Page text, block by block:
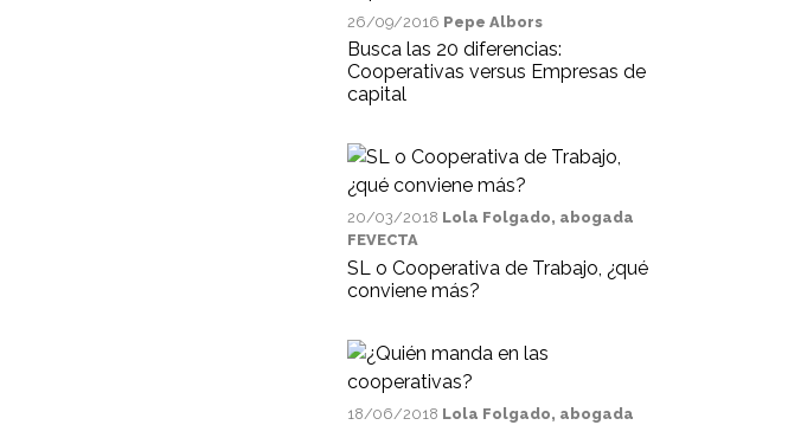
26/09/2016 Pepe Albors
Busca las 20 diferencias:
Cooperativas versus Empresas de
capital
20/03/2018 Lola Folgado, abogada
FEVECTA
SL o Cooperativa de Trabajo, ¿qué
conviene más?
18/06/2018 Lola Folgado, abogada